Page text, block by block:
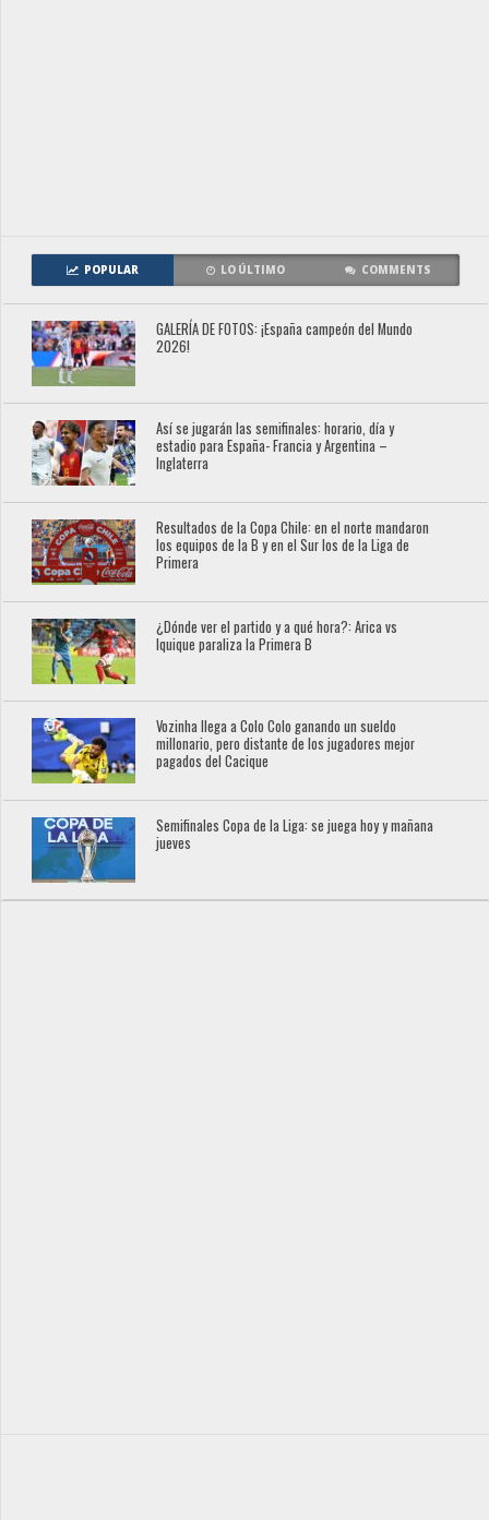
POPULAR LO ÚLTIMO COMMENTS
GALERÍA DE FOTOS: ¡España campeón del Mundo
2026!
Así se jugarán las semifinales: horario, día y
estadio para España- Francia y Argentina –
Inglaterra
Resultados de la Copa Chile: en el norte mandaron
los equipos de la B y en el Sur los de la Liga de
Primera
¿Dónde ver el partido y a qué hora?: Arica vs
Iquique paraliza la Primera B
Vozinha llega a Colo Colo ganando un sueldo
millonario, pero distante de los jugadores mejor
pagados del Cacique
Semifinales Copa de la Liga: se juega hoy y mañana
jueves